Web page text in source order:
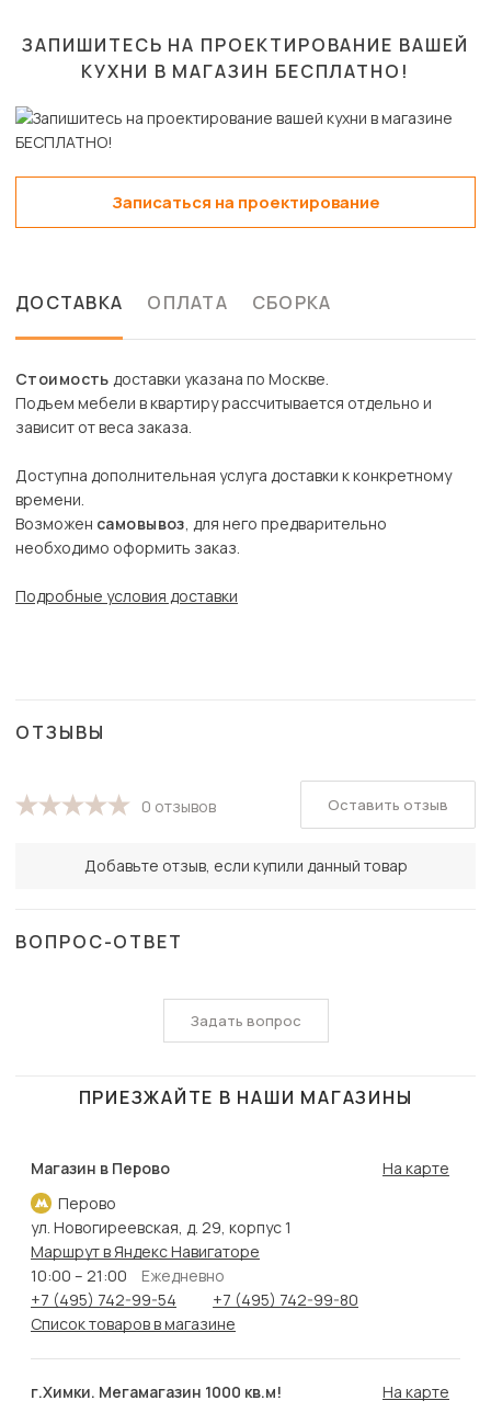
ЗАПИШИТЕСЬ НА ПРОЕКТИРОВАНИЕ ВАШЕЙ
КУХНИ В МАГАЗИН БЕСПЛАТНО!
Записаться на проектирование
ДОСТАВКА ОПЛАТА СБОРКА
Стоимость доставки указана по Москве.
Подъем мебели в квартиру рассчитывается отдельно и
зависит от веса заказа.
Доступна дополнительная услуга доставки к конкретному
времени.
Возможен самовывоз, для него предварительно
необходимо оформить заказ.
Подробные условия доставки
ОТЗЫВЫ
0 отзывов
Добавьте отзыв, если купили данный товар
Оставить отзыв
ВОПРОС-ОТВЕТ
Задать вопрос
ПРИЕЗЖАЙТЕ В НАШИ МАГАЗИНЫ
Магазин в Перово
Перово
На карте
ул. Новогиреевская, д. 29, корпус 1
Маршрут в Яндекс Навигаторе
10:00 – 21:00
Ежедневно
+7 (495) 742-99-54
+7 (495) 742-99-80
Список товаров в магазине
г.Химки. Мегамагазин 1000 кв.м! На карте